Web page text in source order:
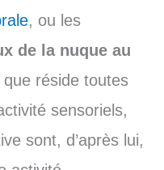
, ou les
de la nuque au
que réside toutes
sensoriels,
sont, d’après lui,